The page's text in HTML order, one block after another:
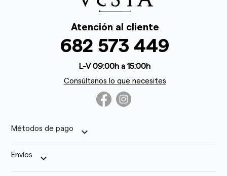
Atención al cliente
682 573 449
L-V 09:00h a 15:00h
Consúltanos lo que necesites
Métodos de pago keyboard_arrow_down
Envíos keyboard_arrow_down